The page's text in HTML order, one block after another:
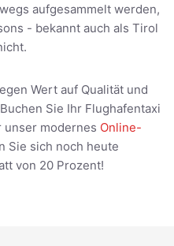
aufgesammelt werden,
- bekannt auch als Tirol
Wert auf Qualität und
Sie Ihr Flughafentaxi
unser modernes Online-
Sie sich noch heute
von 20 Prozent!